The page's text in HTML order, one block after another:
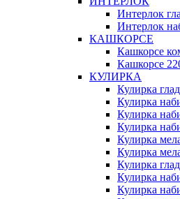
Интерлок
Интерлок
КАШКОРСЕ
Кашкорсе
Кашкорсе
КУЛИРКА
Кулирка
Кулирка
Кулирка
Кулирка
Кулирка
Кулирка
Кулирка
Кулирка
Кулирка